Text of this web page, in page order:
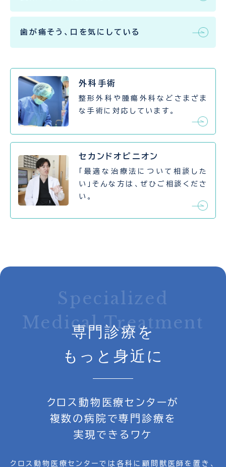
歯が痛そう、口を気にしている
外科手術
整形外科や腫瘍外科などさまざま
な手術に対応しています。
セカンドオピニオン
「最適な治療法について相談した
い」そんな方は、ぜひご相談くださ
い。
Specialized
Medical Treatment
専門診療を
もっと身近に
クロス動物医療センターが
複数の病院で専門診療を
実現できるワケ
クロス動物医療センターでは各科に顧問獣医師を置き、